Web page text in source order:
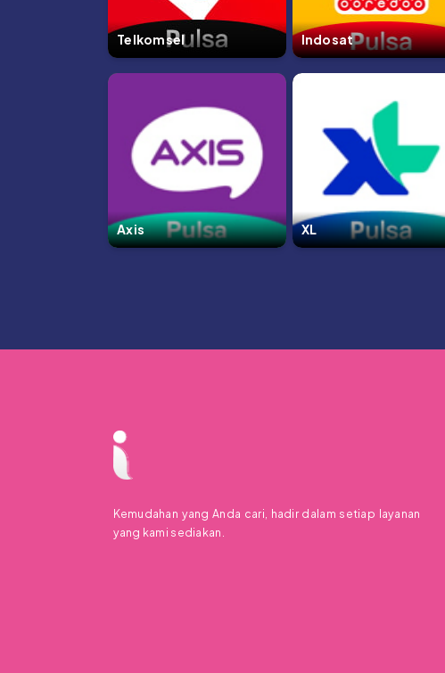
Telkomsel Indosat
Axis XL
Kemudahan yang Anda cari, hadir dalam setiap layanan
yang kami sediakan.